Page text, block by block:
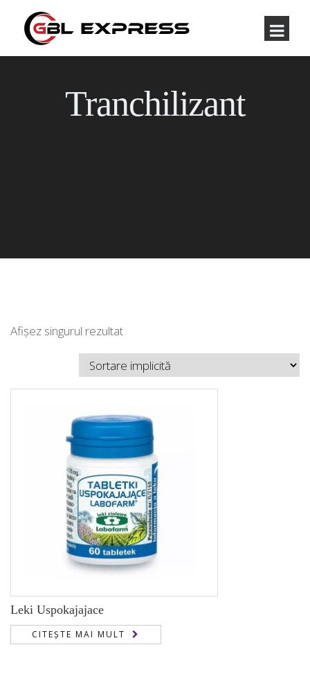
Tranchilizant
Afișez singurul rezultat
Leki Uspokajajace
CITEȘTE MAI MULT